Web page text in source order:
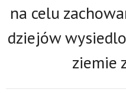
na celu
dziejów
ziemie